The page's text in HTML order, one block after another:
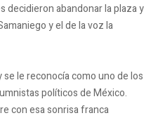
decidieron abandonar la plaza y
y el de la voz la
se le reconocía como uno de los
políticos de México.
con esa sonrisa franca